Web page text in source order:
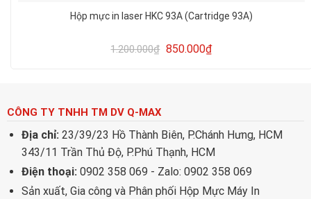
Hộp mực in laser HKC 93A (Cartridge 93A)
1.200.000₫ 850.000₫
CÔNG TY TNHH TM DV Q-MAX
Địa chỉ: 23/39/23 Hồ Thành Biên, P.Chánh Hưng, HCM
343/11 Trần Thủ Độ, P.Phú Thạnh, HCM
Điện thoại: 0902 358 069 - Zalo: 0902 358 069
Sản xuất, Gia công và Phân phối Hộp Mực Máy In